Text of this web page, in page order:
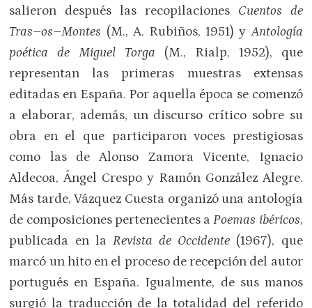
salieron después las recopilaciones Cuentos de
Tras–os–Montes (M., A. Rubiños, 1951) yAntología
poética de Miguel Torga (M., Rialp, 1952), que
representan las primeras muestras extensas
editadas en España. Por aquella época se comenzó
a elaborar, además, un discurso crítico sobre su
obra en el que participaron voces prestigiosas
como las de Alonso Zamora Vicente, Ignacio
Aldecoa, Ángel Crespo y Ramón González Alegre.
Más tarde, Vázquez Cuesta organizó una antología
de composiciones pertenecientes aPoemas ibéricos,
publicada en la Revista de Occidente (1967), que
marcó un hito en el proceso de recepción del autor
portugués en España. Igualmente, de sus manos
surgió la traducción de la totalidad del referido